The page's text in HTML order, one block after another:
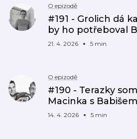
O epizodě
#191 - Grolich dá
by ho potřeboval
21. 4. 2026 5 min
O epizodě
#190 - Terazky
Macinka s
14. 4. 2026 5 min